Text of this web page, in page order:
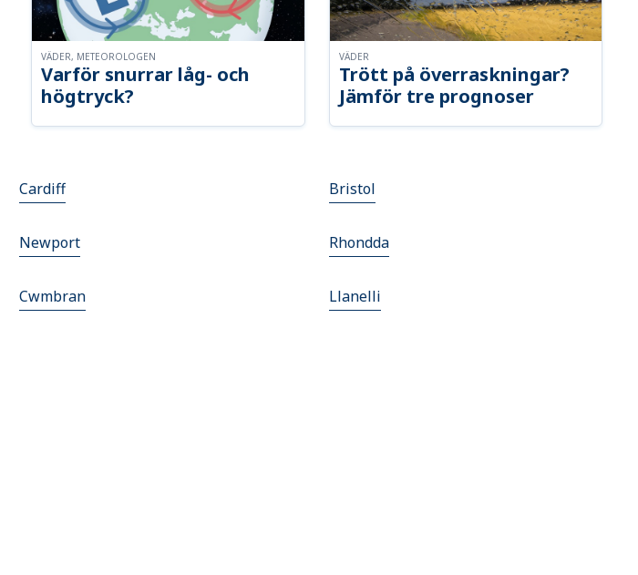
Varför snurrar låg- och
högtryck?
VÄDER, METEOROLOGEN
Trött på överraskningar?
Jämför tre prognoser
VÄDER
Cardiff Bristol
Newport Rhondda
Cwmbran Llanelli